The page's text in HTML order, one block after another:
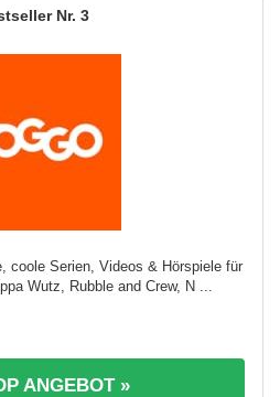
3
coole Serien, Videos & Hörspiele für
Wutz, Rubble and Crew, N ...
ANGEBOT »